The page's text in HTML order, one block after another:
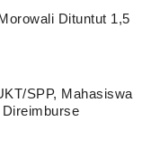
Dituntut 1,5
SPP, Mahasiswa